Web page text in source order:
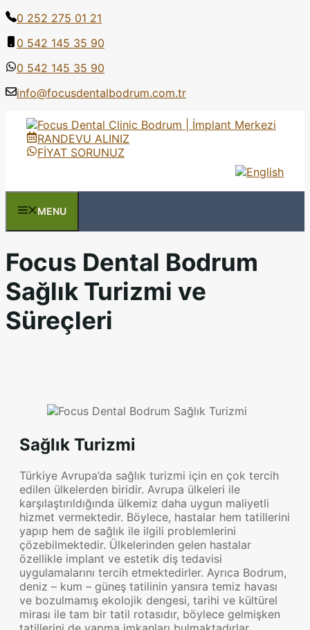
İçeriğe
0 252 275 01 21
0 542 145 35 90
0 542 145 35 90
info@focusdentalbodrum.com.tr
RANDEVU ALINIZ
FİYAT SORUNUZ
MENU
Focus Dental Bodrum
Sağlık Turizmi ve
Süreçleri
Sağlık Turizmi
Türkiye Avrupa’da sağlık turizmi için en çok tercih
edilen ülkelerden biridir. Avrupa ülkeleri ile
karşılaştırıldığında ülkemiz daha uygun maliyetli
hizmet vermektedir. Böylece, hastalar hem tatillerini
yapıp hem de sağlık ile ilgili problemlerini
çözebilmektedir. Ülkelerinden gelen hastalar
özellikle implant ve estetik diş tedavisi
uygulamalarını tercih etmektedirler. Ayrıca Bodrum,
deniz – kum – güneş tatilinin yansıra temiz havası
ve bozulmamış ekolojik dengesi, tarihi ve kültürel
mirası ile tam bir tatil rotasıdır, böylece gelmişken